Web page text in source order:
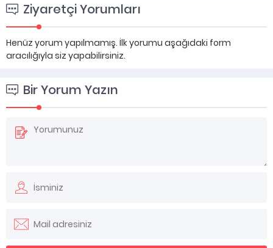
Ziyaretçi Yorumları
Henüz yorum yapılmamış. İlk yorumu aşağıdaki form
aracılığıyla siz yapabilirsiniz.
Bir Yorum Yazın